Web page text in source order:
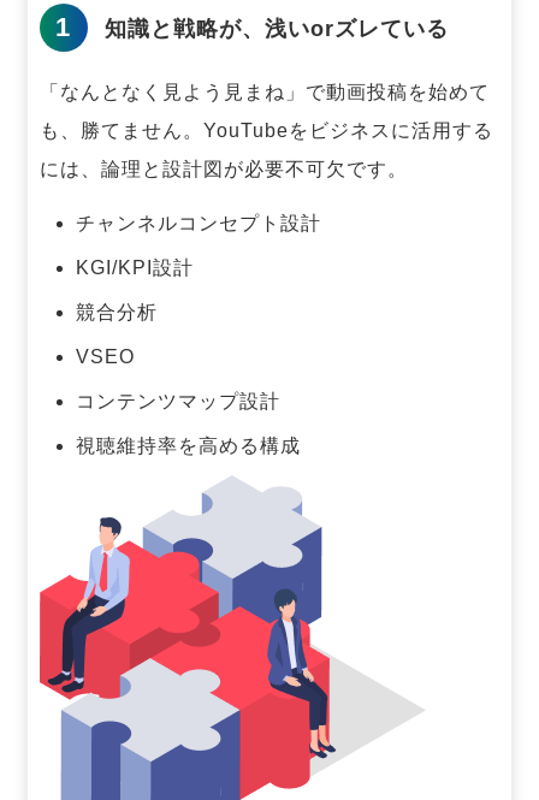
1 知識と戦略が、浅いorズレている
「なんとなく見よう見まね」で動画投稿を始めて
も、勝てません。 YouTubeをビジネスに活用する
には、論理と設計図が必要不可欠です。
チャンネルコンセプト設計
KGI/KPI設計
競合分析
VSEO
コンテンツマップ設計
視聴維持率を高める構成